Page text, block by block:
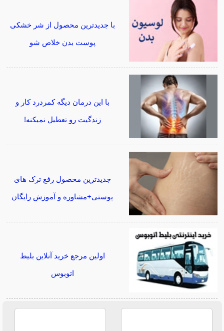
با جدیدترین محصول از شر خشکی
پوست بدن خلاص شو
با این درمان دیگه کمردرد کار و
زندگیت رو تعطیل نمیکنه!
جدیدترین محصول رفع ترک های
پوستی+مشاوره و آموزش رایگان
اولین مرجع خرید آنلاین بلیط
اتوبوس